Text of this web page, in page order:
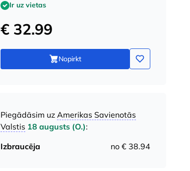
Ir uz vietas
€ 32.99
Nopirkt
Piegādāsim uz Amerikas Savienotās
Valstis 18 augusts (O.):
Izbraucēja
no € 38.94